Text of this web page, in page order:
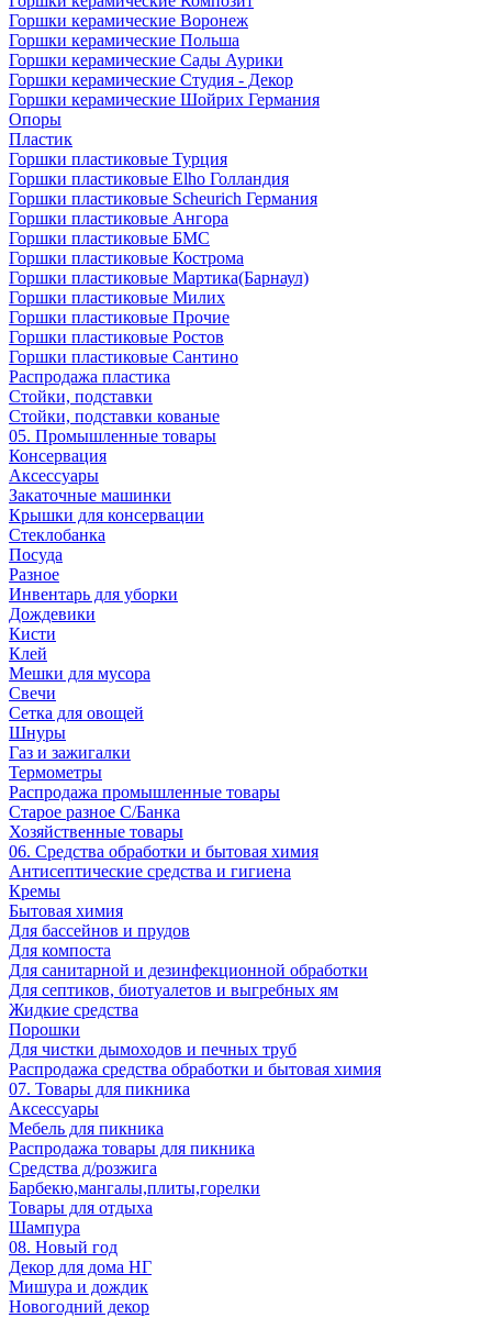
Горшки керамические Воронеж
Горшки керамические Польша
Горшки керамические Сады Аурики
Горшки керамические Студия - Декор
Горшки керамические Шойрих Германия
Опоры
Пластик
Горшки пластиковые Турция
Горшки пластиковые Elho Голландия
Горшки пластиковые Scheuriсh Германия
Горшки пластиковые Ангора
Горшки пластиковые БМС
Горшки пластиковые Кострома
Горшки пластиковые Мартика(Барнаул)
Горшки пластиковые Милих
Горшки пластиковые Прочие
Горшки пластиковые Ростов
Горшки пластиковые Сантино
Распродажа пластика
Стойки, подставки
Стойки, подставки кованые
05. Промышленные товары
Консервация
Аксессуары
Закаточные машинки
Крышки для консервации
Стеклобанка
Посуда
Разное
Инвентарь для уборки
Дождевики
Кисти
Клей
Мешки для мусора
Свечи
Сетка для овощей
Шнуры
Газ и зажигалки
Термометры
Распродажа промышленные товары
Старое разное С/Банка
Хозяйственные товары
06. Средства обработки и бытовая химия
Антисептические средства и гигиена
Кремы
Бытовая химия
Для бассейнов и прудов
Для компоста
Для санитарной и дезинфекционной обработки
Для септиков, биотуалетов и выгребных ям
Жидкие средства
Порошки
Для чистки дымоходов и печных труб
Распродажа средства обработки и бытовая химия
07. Товары для пикника
Аксессуары
Мебель для пикника
Распродажа товары для пикника
Средства д/розжига
Барбекю,мангалы,плиты,горелки
Товары для отдыха
Шампура
08. Новый год
Декор для дома НГ
Мишура и дождик
Новогодний декор